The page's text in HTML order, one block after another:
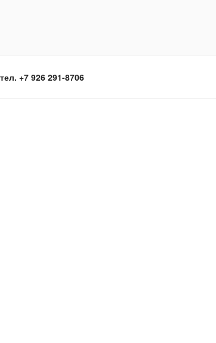
тел. +7 926 291-8706